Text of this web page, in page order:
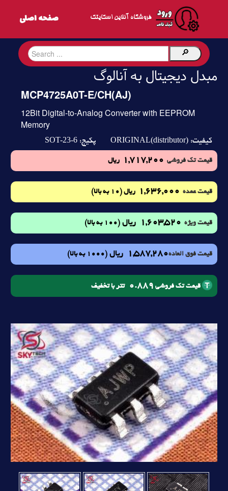
فروشگاه آنلاین اسکایتک
مبدل دیجیتال به آنالوگ
MCP4725A0T-E/CH(AJ)
12Bit Digital-to-Analog Converter with EEPROM
Memory
کیفیت: ORIGINAL(distributor) پکیج: SOT-23-6
قیمت تک فروشی 1,717,200 ریال
قیمت عمده 1,636,000 ریال (10 به بالا)
قیمت ویژه 1,603,520 ریال (100 به بالا)
قیمت فوق العاده1,587,280 ریال (1000 به بالا)
قیمت تک فروشی 0.889 تتر با تخفیف